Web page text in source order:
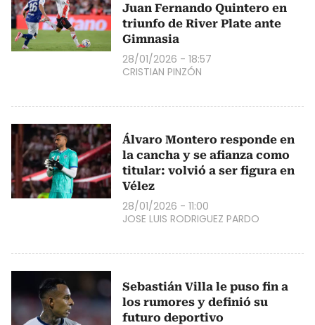
Juan Fernando Quintero en
triunfo de River Plate ante
Gimnasia
28/01/2026 - 18:57
CRISTIAN PINZÓN
Álvaro Montero responde en
la cancha y se afianza como
titular: volvió a ser figura en
Vélez
28/01/2026 - 11:00
JOSE LUIS RODRIGUEZ PARDO
Sebastián Villa le puso fin a
los rumores y definió su
futuro deportivo